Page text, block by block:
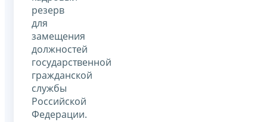
резерв
для
замещения
должностей
государственной
гражданской
службы
Российской
Федерации.